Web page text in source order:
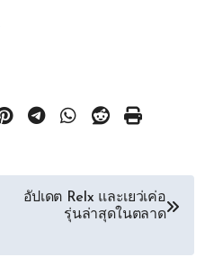
อัปเดต Relx และเยว่เค่อ
รุ่นล่าสุดในตลาด